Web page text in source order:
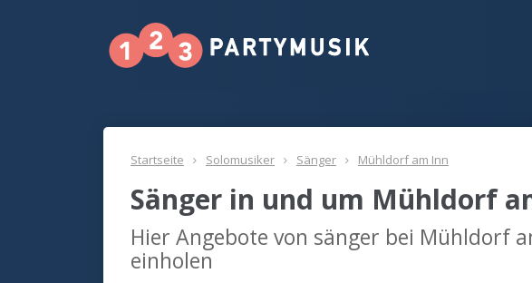
Startseite Solomusiker Sänger Mühldorf am Inn
Sänger in und um Mühldorf
Hier Angebote von sänger bei Mühldorf
einholen